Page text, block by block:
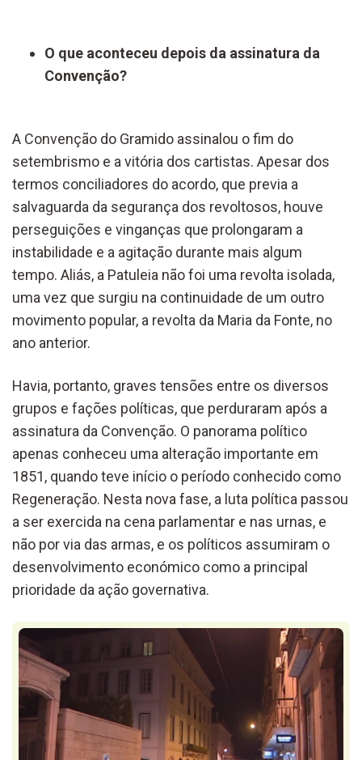
O que aconteceu depois da assinatura da
Convenção?
A Convenção do Gramido assinalou o fim do
setembrismo e a vitória dos cartistas. Apesar dos
termos conciliadores do acordo, que previa a
salvaguarda da segurança dos revoltosos, houve
perseguições e vinganças que prolongaram a
instabilidade e a agitação durante mais algum
tempo. Aliás, a Patuleia não foi uma revolta isolada,
uma vez que surgiu na continuidade de um outro
movimento popular, a revolta da Maria da Fonte, no
ano anterior.
Havia, portanto, graves tensões entre os diversos
grupos e fações políticas, que perduraram após a
assinatura da Convenção. O panorama político
apenas conheceu uma alteração importante em
1851, quando teve início o período conhecido como
Regeneração. Nesta nova fase, a luta política passou
a ser exercida na cena parlamentar e nas urnas, e
não por via das armas, e os políticos assumiram o
desenvolvimento económico como a principal
prioridade da ação governativa.